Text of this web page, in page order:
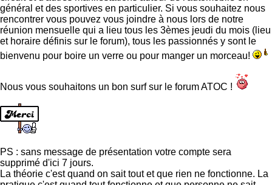
général et des sportives en particulier. Si vous souhaitez nous
rencontrer vous pouvez vous joindre à nous lors de notre
réunion mensuelle qui a lieu tous les 3èmes jeudi du mois (lieu
et horaire définis sur le forum), tous les passionnés y sont le
bienvenu pour boire un verre ou pour manger un morceau!
Nous vous souhaitons un bon surf sur le forum ATOC !
PS : sans message de présentation votre compte sera
supprimé d'ici 7 jours.
La théorie c'est quand on sait tout et que rien ne fonctionne. La